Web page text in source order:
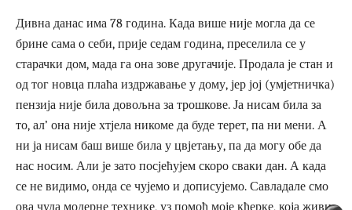
Дивна данас има 78 година. Када више није могла да се
брине сама о себи, прије седам година, преселила се у
старачки дом, мада га она зове другачије. Продала је стан и
од тог новца плаћа издржавање у дому, јер јој (умјетничка)
пензија није била довољна за трошкове. Ја нисам била за
то, ал’ она није хтјела никоме да буде терет, па ни мени. А
ни ја нисам баш више била у цвјетању, па да могу обе да
нас носим. Али је зато посјећујем скоро сваки дан. А када
се не видимо, онда се чујемо и дописујемо. Савладале смо
ова чуда модерне технике, уз помоћ моје кћерке, која живи